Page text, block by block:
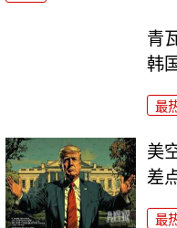
青
韩
最
美
差
最